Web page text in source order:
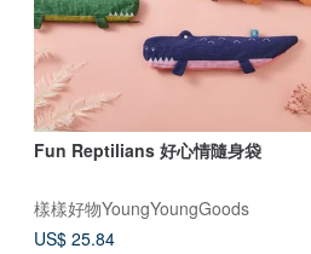
Fun Reptilians 好心情隨身袋
樣樣好物YoungYoungGoods
US$ 25.84